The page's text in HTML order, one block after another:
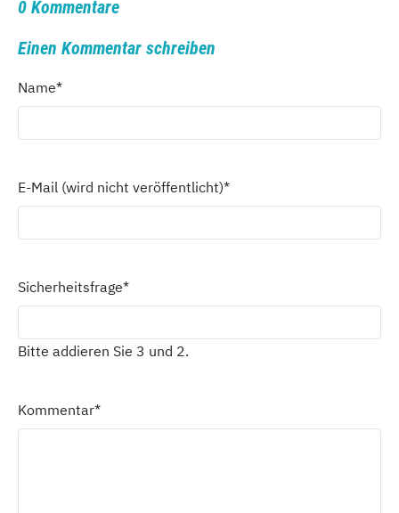
0 Kommentare
Einen Kommentar schreiben
Name*
E-Mail (wird nicht veröffentlicht)*
Sicherheitsfrage*
Bitte addieren Sie 3 und 2.
Kommentar*